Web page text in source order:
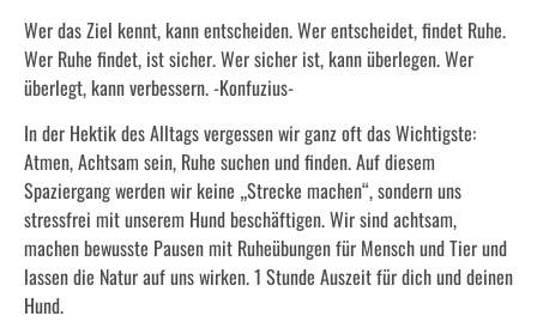
Wer das Ziel kennt, kann entscheiden. Wer entscheidet, findet Ruhe.
Wer Ruhe findet, ist sicher. Wer sicher ist, kann überlegen. Wer
überlegt, kann verbessern. -Konfuzius-
In der Hektik des Alltags vergessen wir ganz oft das Wichtigste:
Atmen, Achtsam sein, Ruhe suchen und finden. Auf diesem
Spaziergang werden wir keine „Strecke machen“, sondern uns
stressfrei mit unserem Hund beschäftigen. Wir sind achtsam,
machen bewusste Pausen mit Ruheübungen für Mensch und Tier und
lassen die Natur auf uns wirken. 1 Stunde Auszeit für dich und deinen
Hund.